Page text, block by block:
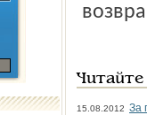
15.08.2012 За